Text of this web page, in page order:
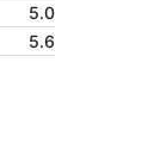
5.0
5.6